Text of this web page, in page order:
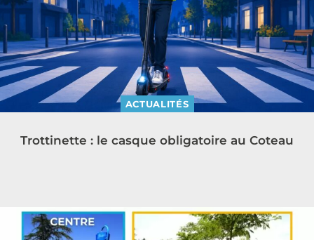
ACTUALITÉS
Trottinette : le casque obligatoire au Coteau